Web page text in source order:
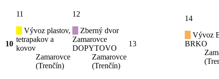
10
11
Vývoz plastov,
tetrapakov a
kovov
Zamarovce
(Trenčín)
12
Zberný dvor
Zamarovce
DOPYTOVO
Zamarovce
(Trenčín)
13
14
Vývoz
BRKO